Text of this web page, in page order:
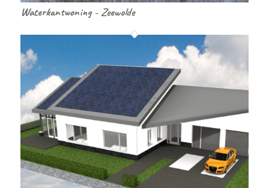
Waterkantwoning - Zeewolde